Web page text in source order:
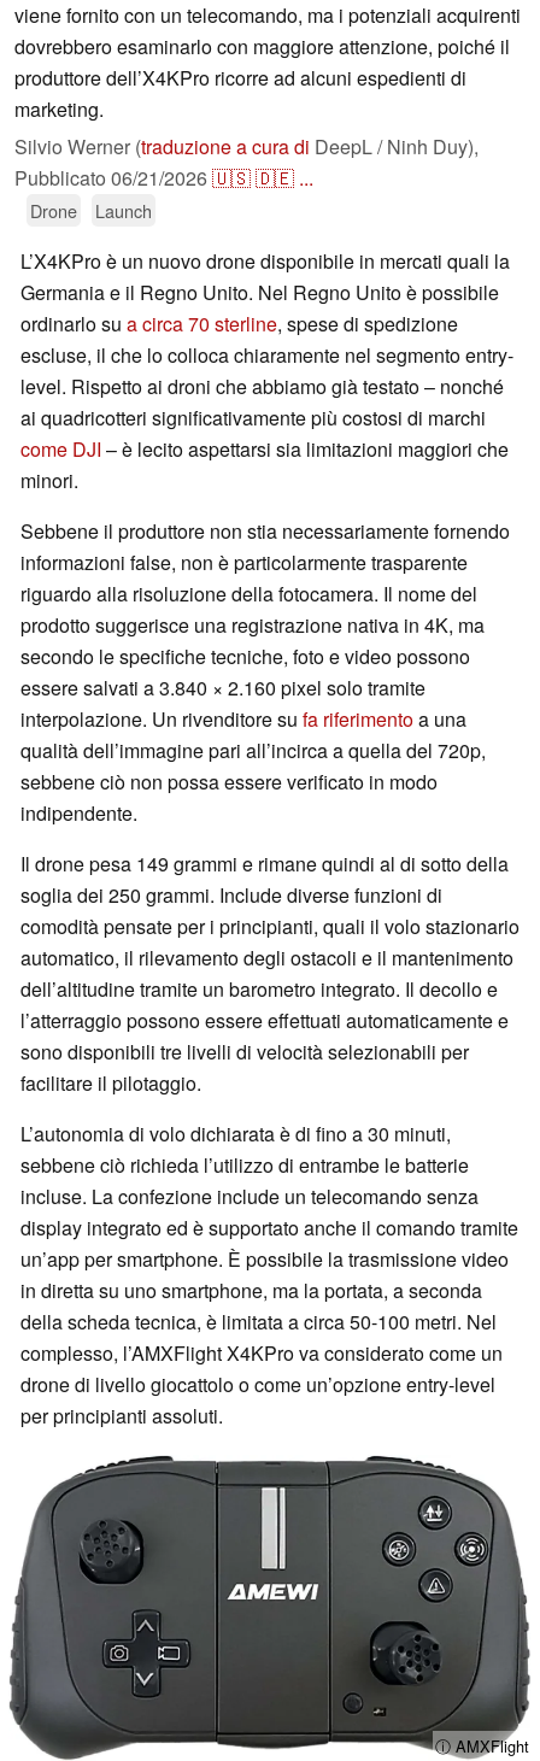
viene fornito con un telecomando, ma i potenziali acquirenti
dovrebbero esaminarlo con maggiore attenzione, poiché il
produttore dell’X4KPro ricorre ad alcuni espedienti di
marketing.
Silvio Werner (traduzione a cura di DeepL / Ninh Duy),
Pubblicato 06/21/2026🇺🇸🇩🇪 ...
Drone Launch
L’X4KPro è un nuovo drone disponibile in mercati quali la
Germania e il Regno Unito. Nel Regno Unito è possibile
ordinarlo su a circa 70 sterline, spese di spedizione
escluse, il che lo colloca chiaramente nel segmento entry-
level. Rispetto ai droni che abbiamo già testato – nonché
ai quadricotteri significativamente più costosi di marchi
come DJI – è lecito aspettarsi sia limitazioni maggiori che
minori.
Sebbene il produttore non stia necessariamente fornendo
informazioni false, non è particolarmente trasparente
riguardo alla risoluzione della fotocamera. Il nome del
prodotto suggerisce una registrazione nativa in 4K, ma
secondo le specifiche tecniche, foto e video possono
essere salvati a 3.840 × 2.160 pixel solo tramite
interpolazione. Un rivenditore su fa riferimentoa una
qualità dell’immagine pari all’incirca a quella del 720p,
sebbene ciò non possa essere verificato in modo
indipendente.
Il drone pesa 149 grammi e rimane quindi al di sotto della
soglia dei 250 grammi. Include diverse funzioni di
comodità pensate per i principianti, quali il volo stazionario
automatico, il rilevamento degli ostacoli e il mantenimento
dell’altitudine tramite un barometro integrato. Il decollo e
l’atterraggio possono essere effettuati automaticamente e
sono disponibili tre livelli di velocità selezionabili per
facilitare il pilotaggio.
L’autonomia di volo dichiarata è di fino a 30 minuti,
sebbene ciò richieda l’utilizzo di entrambe le batterie
incluse. La confezione include un telecomando senza
display integrato ed è supportato anche il comando tramite
un’app per smartphone. È possibile la trasmissione video
in diretta su uno smartphone, ma la portata, a seconda
della scheda tecnica, è limitata a circa 50-100 metri. Nel
complesso, l’AMXFlight X4KPro va considerato come un
drone di livello giocattolo o come un’opzione entry-level
per principianti assoluti.
ⓘ AMXFlight